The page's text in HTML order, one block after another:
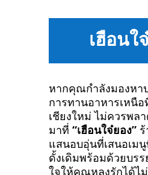
เฮือนใ
หากคุณกำลังมองหา
การทานอาหารเหนื
เชียงใหม่ ไม่ควรพล
มาที่ “เฮือนใจ๋ยอง”ร้
แสนอบอุ่นที่เสนอเม
ดั้งเดิมพร้อมด้วยบร
ใจให้คุณหลงรักได้ไ